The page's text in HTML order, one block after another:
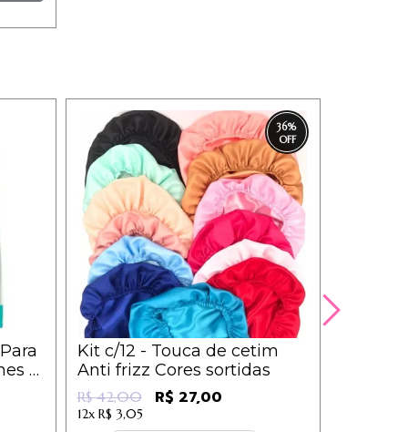
-
36%
Kit c/12 - Touca de cetim
Anti frizz Cores sortidas
R$ 42,00 R$ 27,00
12x R$ 3,05